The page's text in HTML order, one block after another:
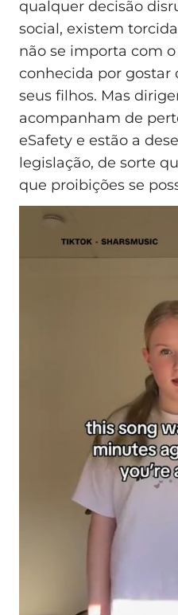
qualquer decisão
social, existem
não se importa com
conhecida por gostar
seus filhos. Mas
acompanham de
eSafety e estão a
legislação, de sorte
que proibições se